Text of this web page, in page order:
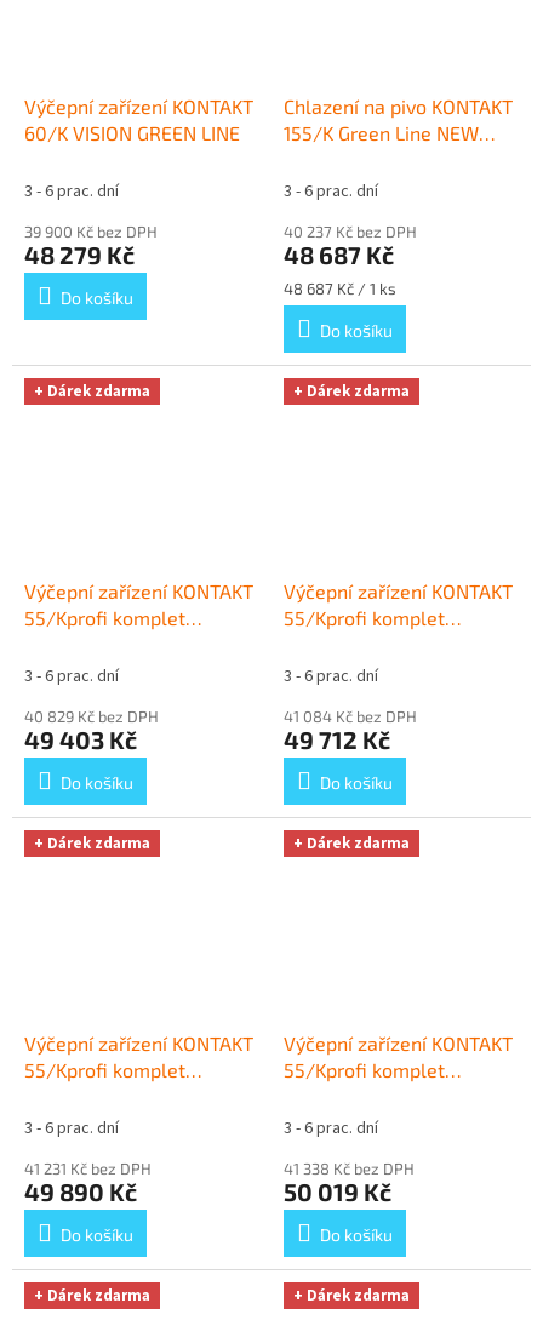
Výčepní zařízení KONTAKT
60/K VISION GREEN LINE
3 - 6 prac. dní
39 900 Kč bez DPH
48 279 Kč
Do košíku
Chlazení na pivo KONTAKT
155/K Green Line NEW
Dárek zdarma
3 - 6 prac. dní
40 237 Kč bez DPH
48 687 Kč
Měrná
cena:
48 687 Kč / 1 ks
Do košíku
+ Dárek zdarma
Výčepní zařízení KONTAKT
55/Kprofi komplet
Dárek zdarma
3 - 6 prac. dní
40 829 Kč bez DPH
49 403 Kč
Do košíku
+ Dárek zdarma
Výčepní zařízení KONTAKT
55/Kprofi komplet
zdarma
3 - 6 prac. dní
41 084 Kč bez DPH
49 712 Kč
Do košíku
+ Dárek zdarma
Výčepní zařízení KONTAKT
55/Kprofi komplet
zdarma
3 - 6 prac. dní
41 231 Kč bez DPH
49 890 Kč
Do košíku
+ Dárek zdarma
Výčepní zařízení KONTAKT
55/Kprofi komplet
zdarma
3 - 6 prac. dní
41 338 Kč bez DPH
50 019 Kč
Do košíku
+ Dárek zdarma + Dárek zdarma